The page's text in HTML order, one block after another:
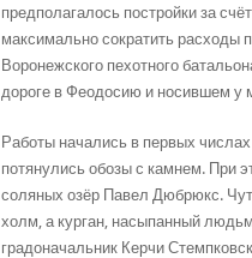
предполагалось постройки за
максимально сократить расходы
Воронежского пехотного
дороге в Феодосию и носившем у
Работы начались в первых
потянулись обозы с камнем. При
соляных озёр Павел Дюбрюкс.
холм, а курган, насыпанный
градоначальник Керчи